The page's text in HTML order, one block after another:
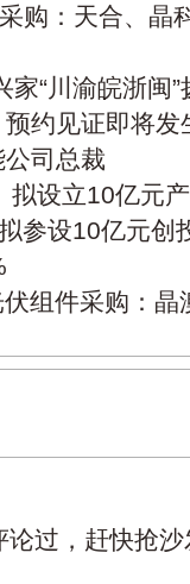
购：天合、晶
家“川渝皖浙闽
约见证即将发
司总裁
拟设立10亿元
参设10亿元
组件采购：晶
论过，赶快抢沙